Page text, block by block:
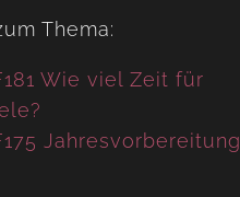
Thema:
Wie viel Zeit für
Jahresvorbereitung